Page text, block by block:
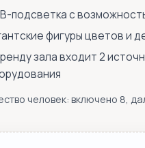
подсветка с
фигуры цветов и
зала входит 2
человек: включено 8,